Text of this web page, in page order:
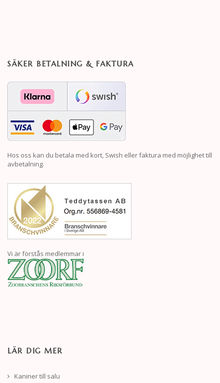
SÄKER BETALNING & FAKTURA
Hos oss kan du betala med kort, Swish eller faktura med möjlighet till
avbetalning.
Vi är förstås medlemmar i
LÄR DIG MER
Kaniner till salu